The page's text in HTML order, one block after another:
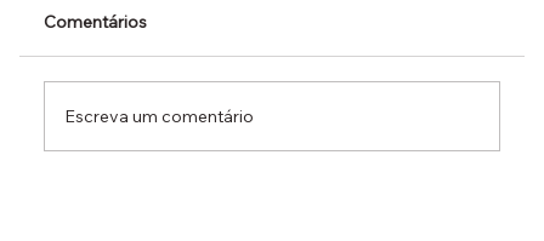
Comentários
Escreva um comentário